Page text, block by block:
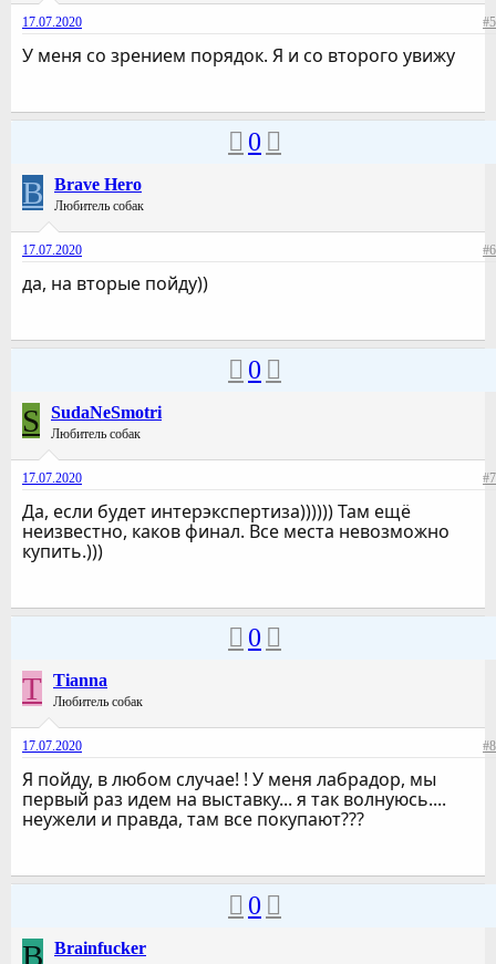
17.07.2020 #5
У меня со зрением порядок. Я и со второго увижу
0
B Brave Hero
Любитель собак
17.07.2020 #6
да, на вторые пойду))
0
S SudaNeSmotri
Любитель собак
17.07.2020 #7
Да, если будет интерэкспертиза)))))) Там ещё
неизвестно, каков финал. Все места невозможно
купить.)))
0
T Tianna
Любитель собак
17.07.2020 #8
Я пойду, в любом случае! ! У меня лабрадор, мы
первый раз идем на выставку... я так волнуюсь....
неужели и правда, там все покупают???
0
B Brainfucker